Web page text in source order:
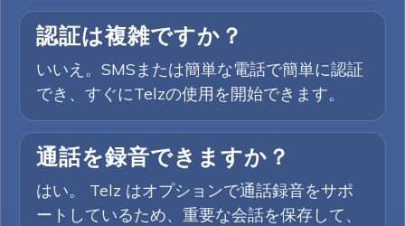
認証は複雑ですか？
いいえ。SMSまたは簡単な電話で簡単に認証
でき、すぐにTelzの使用を開始できます。
通話を録音できますか？
はい。 Telz はオプションで通話録音をサポ
ートしているため、重要な会話を保存して、